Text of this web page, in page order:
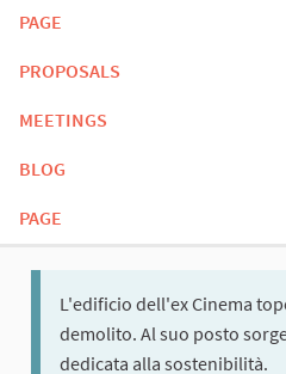
PAGE
PROPOSALS
MEETINGS
BLOG
PAGE
L'edificio dell'ex Cinema
demolito. Al suo posto
dedicata alla sostenibilità.